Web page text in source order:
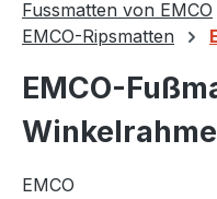
Fussmatten von EMCO
EMCO-Ripsmatten
EMCO-
EMCO